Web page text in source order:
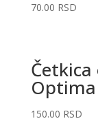
70.00 RSD
Optima
150.00 RSD